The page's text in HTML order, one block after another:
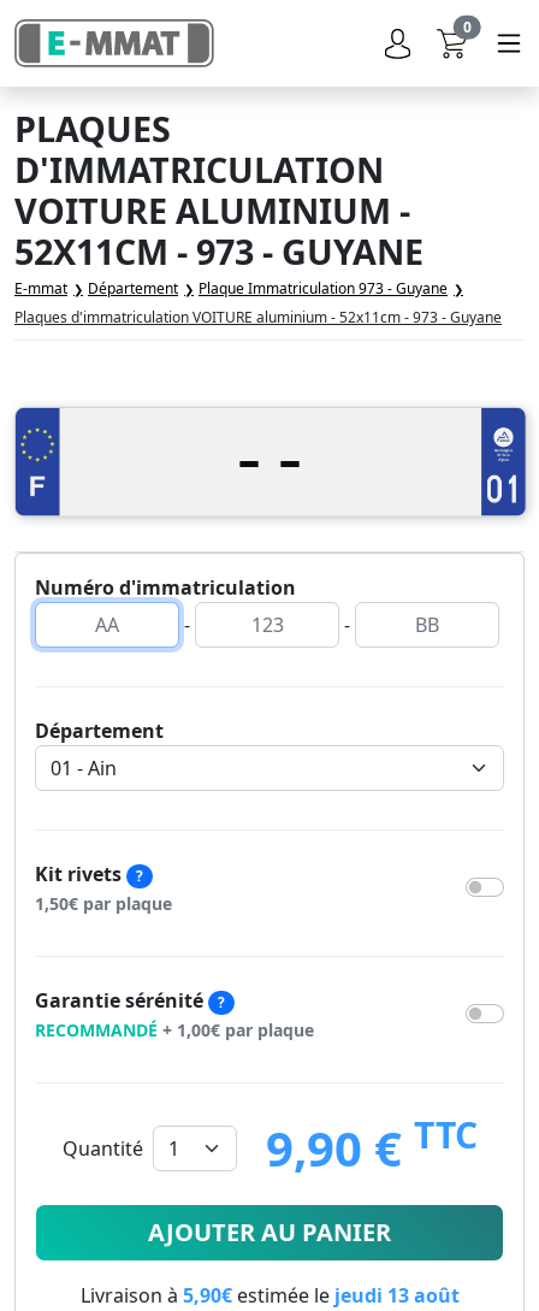
0
PLAQUES
D'IMMATRICULATION
VOITURE ALUMINIUM -
52X11CM - 973 - GUYANE
E-mmat Département
Plaque Immatriculation 973 - Guyane
Plaques d'immatriculation VOITURE aluminium - 52x11cm - 973 - Guyane
- -
Numéro d'immatriculation
-
-
Département
Kit rivets ?
1,50€ par plaque
Garantie sérénité ?
RECOMMANDÉ + 1,00€ par plaque
Quantité 9,90 € TTC
9.9 €
AJOUTER AU PANIER
Livraison à 5,90€estimée le jeudi 13 août